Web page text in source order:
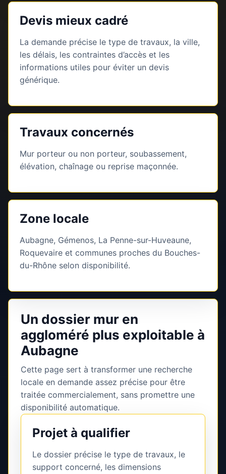
Devis mieux cadré
La demande précise le type de travaux, la ville,
les délais, les contraintes d’accès et les
informations utiles pour éviter un devis
générique.
Travaux concernés
Mur porteur ou non porteur, soubassement,
élévation, chaînage ou reprise maçonnée.
Zone locale
Aubagne, Gémenos, La Penne-sur-Huveaune,
Roquevaire et communes proches du Bouches-
du-Rhône selon disponibilité.
Un dossier mur en
aggloméré plus exploitable à
Aubagne
Cette page sert à transformer une recherche
locale en demande assez précise pour être
traitée commercialement, sans promettre une
disponibilité automatique.
Projet à qualifier
Le dossier précise le type de travaux, le
support concerné, les dimensions